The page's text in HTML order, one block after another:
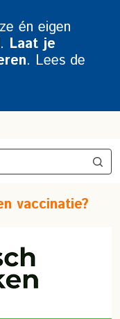
én eigen
Laat je
. Lees de
vaccinatie?